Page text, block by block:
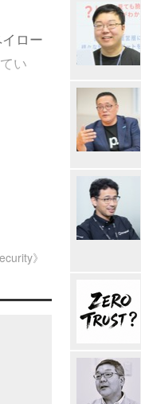
ロー
い
》